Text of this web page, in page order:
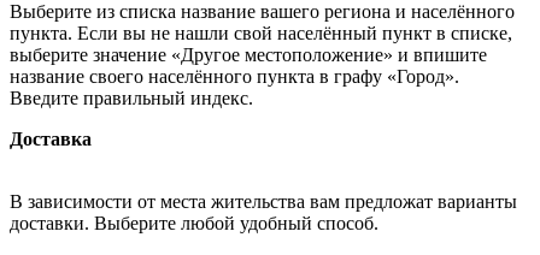
Выберите из списка название вашего региона и населённого
пункта. Если вы не нашли свой населённый пункт в списке,
выберите значение «Другое местоположение» и впишите
название своего населённого пункта в графу «Город».
Введите правильный индекс.
Доставка
В зависимости от места жительства вам предложат варианты
доставки. Выберите любой удобный способ.